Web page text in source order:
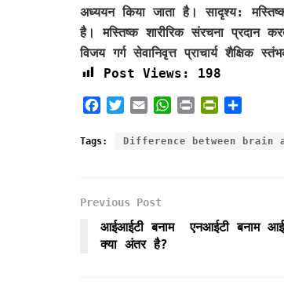
अध्ययन किया जाता है। सादृश्य:
है। मस्तिष्क शारीरिक संरचना
विजय गर्ग सेवानिवृत्त प्राचार्य शैक्षिक
Post Views:
198
c
o
k
i
r
a
a
p
i
i
i
a
Tags: Difference between brain
Previous Post
आईआईटी बनाम एनआईटी बनाम
क्या अंतर है?